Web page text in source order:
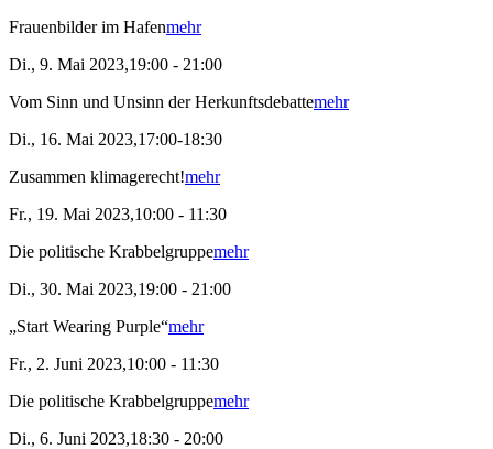
Frauenbilder im Hafenmehr
Di., 9. Mai 2023,19:00 - 21:00
Vom Sinn und Unsinn der Herkunftsdebattemehr
Di., 16. Mai 2023,17:00-18:30
Zusammen klimagerecht!mehr
Fr., 19. Mai 2023,10:00 - 11:30
Die politische Krabbelgruppemehr
Di., 30. Mai 2023,19:00 - 21:00
„Start Wearing Purple“mehr
Fr., 2. Juni 2023,10:00 - 11:30
Die politische Krabbelgruppemehr
Di., 6. Juni 2023,18:30 - 20:00